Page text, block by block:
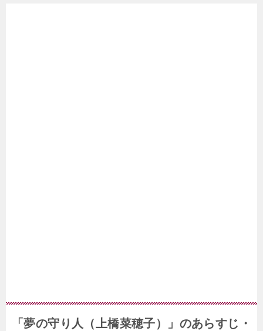
「夢の守り人（上橋菜穂子）」のあらすじ・